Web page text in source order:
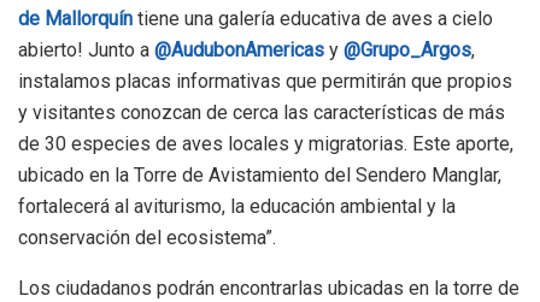
de Mallorquín tiene una galería educativa de aves a cielo
abierto! Junto a @AudubonAmericas y @Grupo_Argos,
instalamos placas informativas que permitirán que propios
y visitantes conozcan de cerca las características de más
de 30 especies de aves locales y migratorias. Este aporte,
ubicado en la Torre de Avistamiento del Sendero Manglar,
fortalecerá al aviturismo, la educación ambiental y la
conservación del ecosistema”.
Los ciudadanos podrán encontrarlas ubicadas en la torre de